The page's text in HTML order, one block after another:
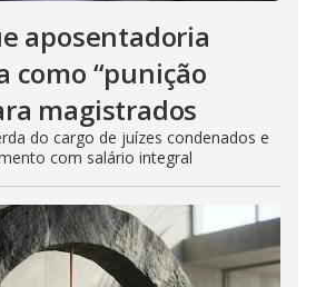
aposentadoria
como “punição
magistrados
do cargo de juízes condenados e
com salário integral